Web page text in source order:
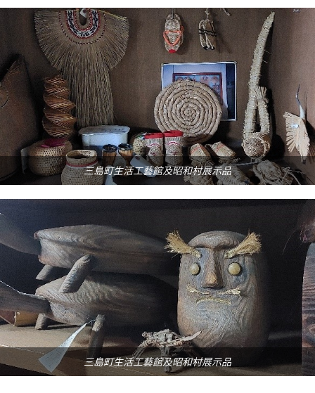
三島町生活工藝館及昭和村展示品
三島町生活工藝館及昭和村展示品